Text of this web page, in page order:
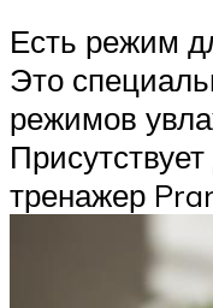
Есть режим
Это
режимов
тренажер